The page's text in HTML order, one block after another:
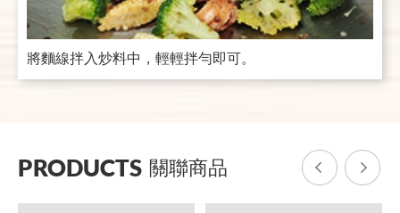
將麵線拌入炒料中，輕輕拌勻即可。
PRODUCTS 關聯商品